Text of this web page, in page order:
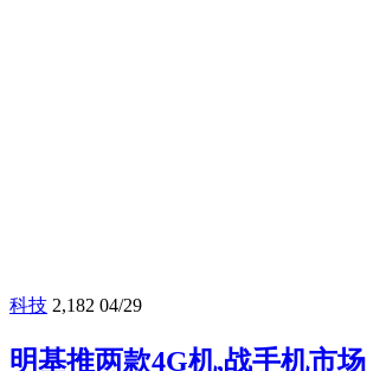
科技 2,182 04/29
明基推两款4G机,战手机市场